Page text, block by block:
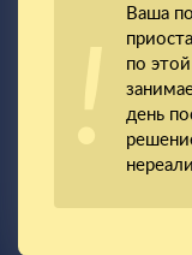
Ваша
по
день